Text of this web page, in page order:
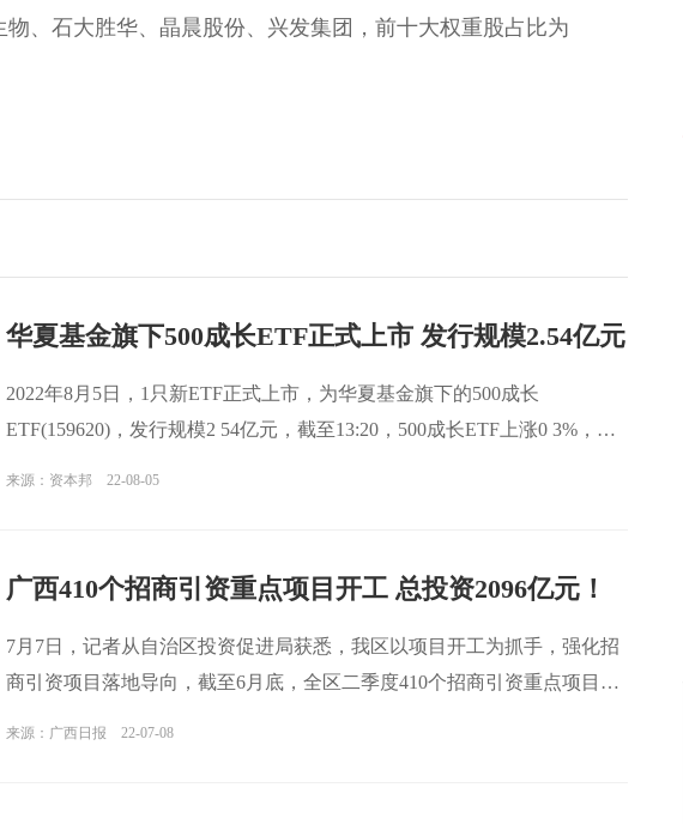
、石大胜华、晶晨股份、兴发集团，前十大权重股占比为
华夏基金旗下500成长ETF正式上市 发行规模2.54亿元
2022年8月5日，1只新ETF正式上市，为华夏基金旗下的500成长
ETF(159620)，发行规模2 54亿元，截至13:20，500成长ETF上涨0 3%，成
来源：资本邦 22-08-05
广西410个招商引资重点项目开工 总投资2096亿元！
7月7日，记者从自治区投资促进局获悉，我区以项目开工为抓手，强化招
商引资项目落地导向，截至6月底，全区二季度410个招商引资重点项目开
来源：广西日报 22-07-08